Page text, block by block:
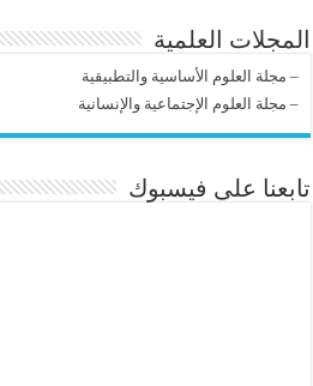
المجلات العلمية
– مجلة العلوم الأساسية والتطبيقية
– مجلة العلوم الإجتماعية والإنسانية
تابعنا على فيسبوك